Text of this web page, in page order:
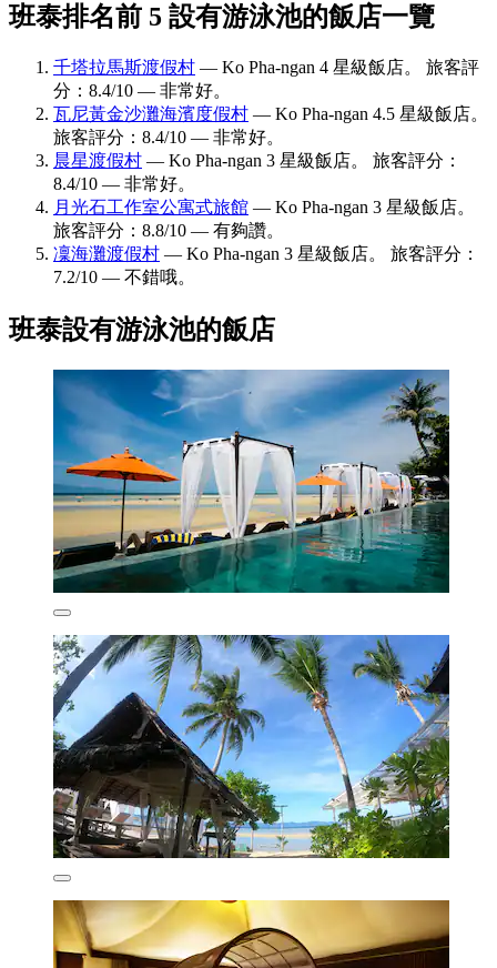
班泰排名前 5 設有游泳池的飯店一覽
千塔拉馬斯渡假村 — Ko Pha-ngan 4 星級飯店。 旅客評
分：8.4/10 — 非常好。
瓦尼黃金沙灘海濱度假村 — Ko Pha-ngan 4.5 星級飯店。
旅客評分：8.4/10 — 非常好。
晨星渡假村 — Ko Pha-ngan 3 星級飯店。 旅客評分：
8.4/10 — 非常好。
月光石工作室公寓式旅館 — Ko Pha-ngan 3 星級飯店。
旅客評分：8.8/10 — 有夠讚。
凜海灘渡假村 — Ko Pha-ngan 3 星級飯店。 旅客評分：
7.2/10 — 不錯哦。
班泰設有游泳池的飯店